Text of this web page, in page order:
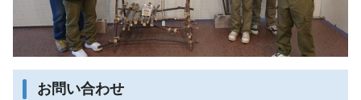
お問い合わせ